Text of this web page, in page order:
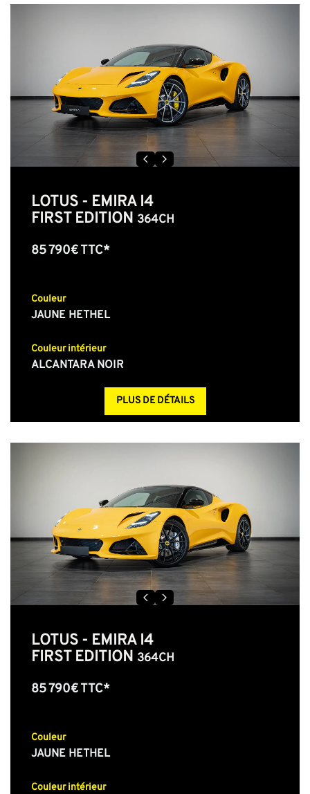
LOTUS - EMIRA I4
FIRST EDITION 364CH
85 790€ TTC*
Couleur
JAUNE HETHEL
Couleur intérieur
ALCANTARA NOIR
PLUS DE DÉTAILS
LOTUS - EMIRA I4
FIRST EDITION 364CH
85 790€ TTC*
Couleur
JAUNE HETHEL
Couleur intérieur